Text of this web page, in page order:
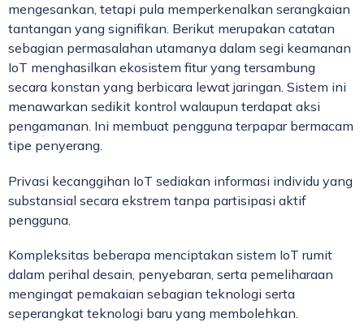
mengesankan, tetapi pula memperkenalkan serangkaian
tantangan yang signifikan. Berikut merupakan catatan
sebagian permasalahan utamanya dalam segi keamanan
IoT menghasilkan ekosistem fitur yang tersambung
secara konstan yang berbicara lewat jaringan. Sistem ini
menawarkan sedikit kontrol walaupun terdapat aksi
pengamanan. Ini membuat pengguna terpapar bermacam
tipe penyerang.
Privasi kecanggihan IoT sediakan informasi individu yang
substansial secara ekstrem tanpa partisipasi aktif
pengguna.
Kompleksitas beberapa menciptakan sistem IoT rumit
dalam perihal desain, penyebaran, serta pemeliharaan
mengingat pemakaian sebagian teknologi serta
seperangkat teknologi baru yang membolehkan.